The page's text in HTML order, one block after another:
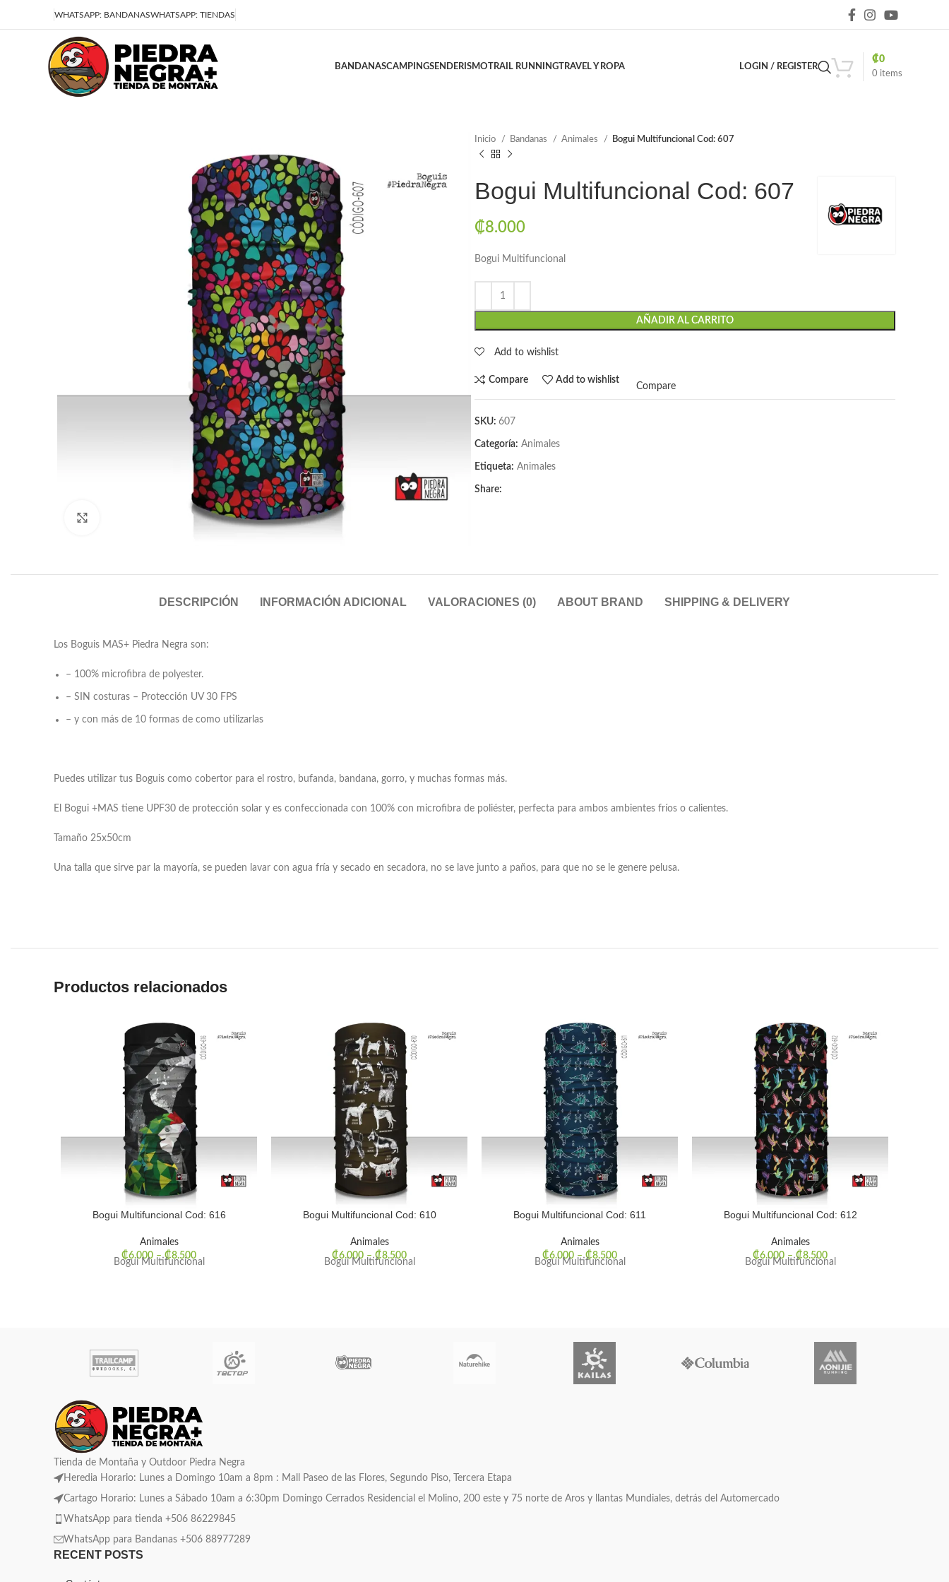
WHATSAPP: BANDANASWHATSAPP: TIENDAS
BANDANASCAMPINGSENDERISMOTRAIL RUNNINGTRAVEL Y ROPA LOGIN / REGISTER
0 items
₡0
Inicio Bandanas Animales Bogui Multifuncional Cod: 607
Bogui Multifuncional Cod: 607
₡8.000
Bogui Multifuncional
AÑADIR AL CARRITO
Add to wishlist
Compare Add to wishlist
Compare
SKU: 607
Categoría: Animales
Etiqueta: Animales
Share:
DESCRIPCIÓN INFORMACIÓN ADICIONAL VALORACIONES (0) ABOUT BRAND SHIPPING & DELIVERY
Los Boguis MAS+ Piedra Negra son:
– 100% microfibra de polyester.
– SIN costuras – Protección UV 30 FPS
– y con más de 10 formas de como utilizarlas
Puedes utilizar tus Boguis como cobertor para el rostro, bufanda, bandana, gorro, y muchas formas más.
El Bogui +MAS tiene UPF30 de protección solar y es confeccionada con 100% con microfibra de poliéster, perfecta para ambos ambientes fríos o calientes.
Tamaño 25x50cm
Una talla que sirve par la mayoría, se pueden lavar con agua fría y secado en secadora, no se lave junto a paños, para que no se le genere pelusa.
Productos relacionados
Bogui Multifuncional Cod: 616
Animales
₡6.000 –₡8.500
Bogui Multifuncional
Bogui Multifuncional Cod: 610
Animales
₡6.000 –₡8.500
Bogui Multifuncional
Bogui Multifuncional Cod: 611
Animales
₡6.000 –₡8.500
Bogui Multifuncional
Bogui Multifuncional Cod: 612
Animales
₡6.000 –₡8.500
Bogui Multifuncional
Tienda de Montaña y Outdoor Piedra Negra
Heredia Horario: Lunes a Domingo 10am a 8pm : Mall Paseo de las Flores, Segundo Piso, Tercera Etapa
Cartago Horario: Lunes a Sábado 10am a 6:30pm Domingo Cerrados Residencial el Molino, 200 este y 75 norte de Aros y llantas Mundiales, detrás del Automercado
WhatsApp para tienda +506 86229845
WhatsApp para Bandanas +506 88977289
RECENT POSTS
Deja que la montaña sea parte de tu vida